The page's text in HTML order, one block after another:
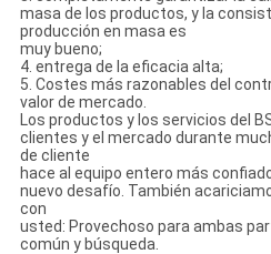
masa de los productos, y la
producción en masa es
muy bueno;
4. entrega de la eficacia alta;
5. Costes más razonables del
valor de mercado.
Los productos y los servicios del
clientes y el mercado durante
de cliente
hace al equipo entero más
nuevo desafío. También
con
usted: Provechoso para ambas
común y búsqueda.